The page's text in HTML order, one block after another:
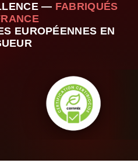
— FABRIQUÉS
EUROPÉENNES EN